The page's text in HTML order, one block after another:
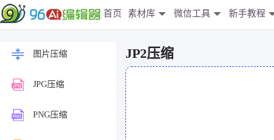
首页 素材库 微信工具 新手教程
图片压缩
JPG压缩
PNG压缩
JP2压缩